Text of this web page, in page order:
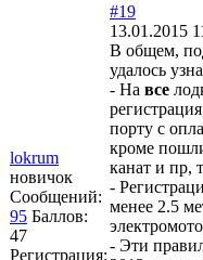
lokrum
новичок
Сообщений:
95 Баллов:
47
Регистрация:
#19
13.01.2015
В общем,
удалось
- На все
порту с
кроме
канат и пр,
-
менее 2.5
- Эти